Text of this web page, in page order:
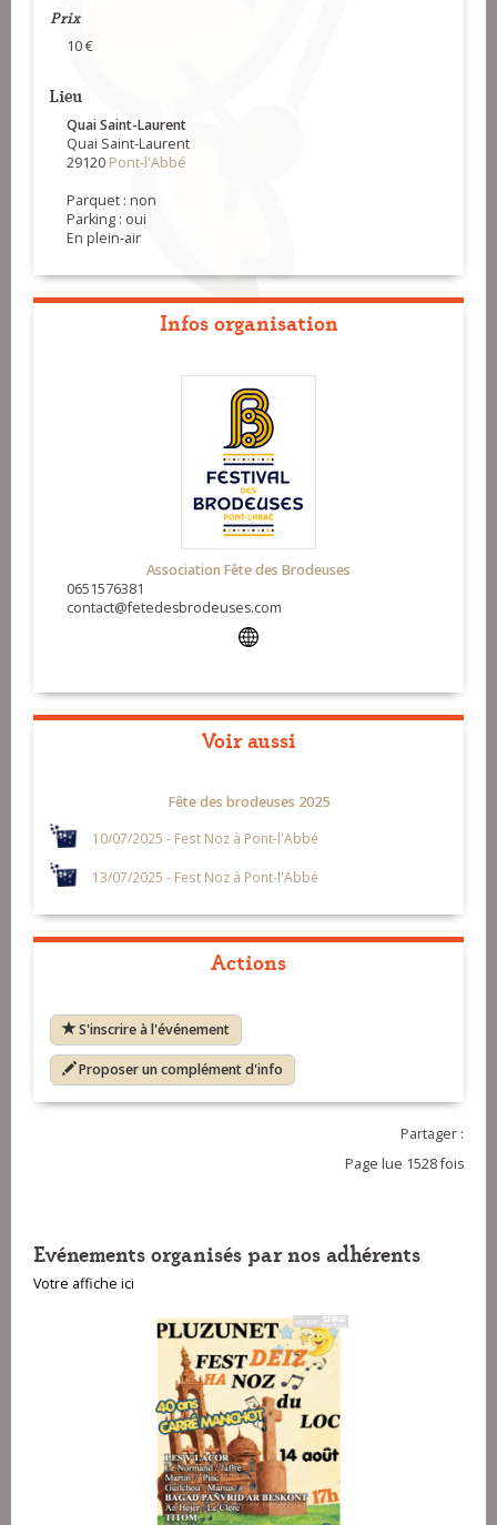
Prix
10 €
Lieu
Quai Saint-Laurent
Quai Saint-Laurent
29120 Pont-l'Abbé
Parquet : non
Parking : oui
En plein-air
Infos organisation
Association Fête des Brodeuses
0651576381
contact@fetedesbrodeuses.com
Voir aussi
Fête des brodeuses 2025
10/07/2025 - Fest Noz à Pont-l'Abbé
13/07/2025 - Fest Noz à Pont-l'Abbé
Actions
S'inscrire à l'événement
Proposer un complément d'info
Partager :
Page lue 1528 fois
Evénements organisés par nos adhérents
Votre affiche ici